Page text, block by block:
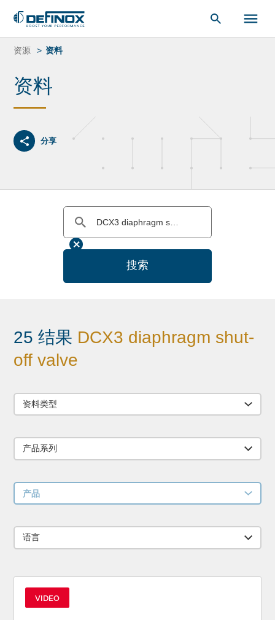
跳
内
容
索：
资源 资料
资料
分享
搜索
25 结果 DCX3 diaphragm shut-
off valve
资料类型
产品系列
产品
语言
VIDEO